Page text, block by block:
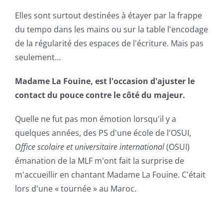
Elles sont surtout destinées à étayer par la frappe
du tempo dans les mains ou sur la table l'encodage
de la régularité des espaces de l'écriture. Mais pas
seulement…
Madame La Fouine, est l'occasion d'ajuster le
contact du pouce contre le côté du majeur.
Quelle ne fut pas mon émotion lorsqu'il y a
quelques années, des PS d'une école de l'OSUI,
Office scolaire et universitaire international(OSUI)
émanation de la MLF m'ont fait la surprise de
m'accueillir en chantant Madame La Fouine. C'était
lors d'une « tournée » au Maroc.